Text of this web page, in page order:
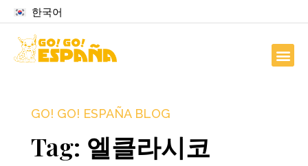
한국어
GO! GO! ESPAÑA BLOG
Tag: 엘클라시코